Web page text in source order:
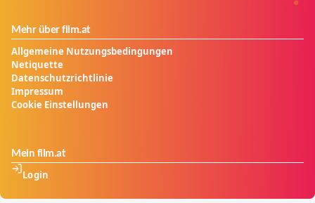
Mehr über film.at
Allgemeine Nutzungsbedingungen
Netiquette
Datenschutzrichtlinie
Impressum
Cookie Einstellungen
Mein film.at
Login